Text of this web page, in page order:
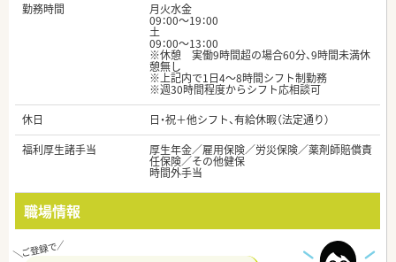
勤務時間
月火水金
09：00～19：00
土
09：00～13：00
※休憩 実働9時間超の場合60分、9時間未満休
憩無し
※上記内で1日4～8時間シフト制勤務
※週30時間程度からシフト応相談可
休日
日・祝＋他シフト、有給休暇（法定通り）
福利厚生諸手当
厚生年金／雇用保険／労災保険／薬剤師賠償責
任保険／その他健保
時間外手当
職場情報